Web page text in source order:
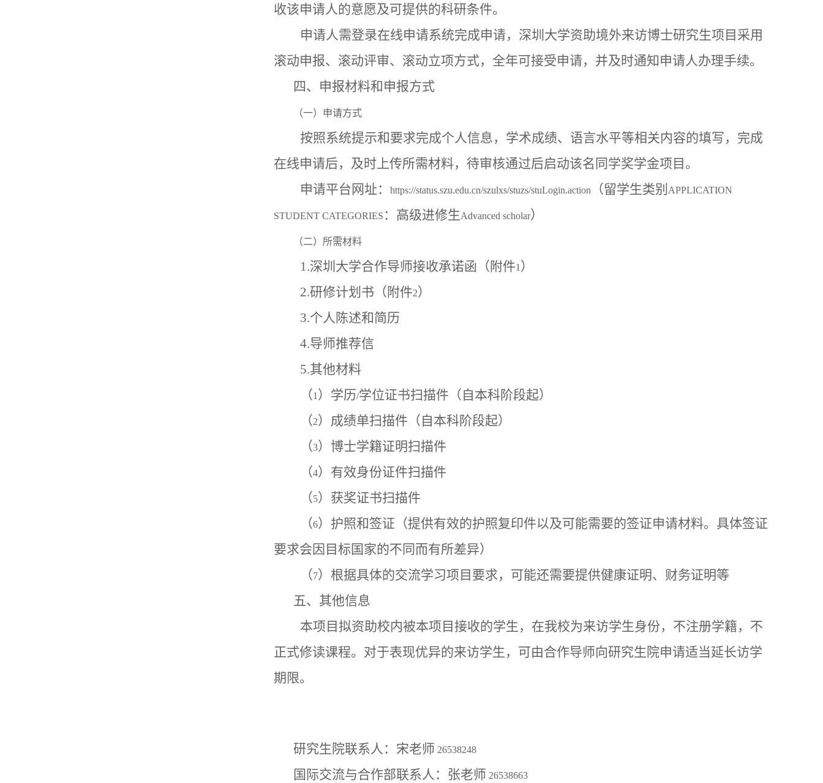
收该申请人的意愿及可提供的科研条件。
申请人需登录在线申请系统完成申请，深圳大学资助境外来访博士研究生项目采用
滚动申报、滚动评审、滚动立项方式，全年可接受申请，并及时通知申请人办理手续。
四、申报材料和申报方式
（一）申请方式
按照系统提示和要求完成个人信息，学术成绩、语言水平等相关内容的填写，完成
在线申请后，及时上传所需材料，待审核通过后启动该名同学奖学金项目。
申请平台网址：
https://status.szu.edu.cn/szulxs/stuzs/stuLogin.action （留学生类别 APPLICATION
STUDENT CATEGORIES ：高级进修生Advanced scholar）
（二）所需材料
1.深圳大学合作导师接收承诺函（附件1 ）
2.研修计划书（附件2）
3.个人陈述和简历
4.导师推荐信
5.其他材料
（1 ）学历/学位证书扫描件（自本科阶段起）
（2）成绩单扫描件（自本科阶段起）
（3）博士学籍证明扫描件
（4）有效身份证件扫描件
（5）获奖证书扫描件
（6）护照和签证（提供有效的护照复印件以及可能需要的签证申请材料。具体签证
要求会因目标国家的不同而有所差异）
（7）根据具体的交流学习项目要求，可能还需要提供健康证明、财务证明等
五、其他信息
本项目拟资助校内被本项目接收的学生，在我校为来访学生身份，不注册学籍，不
正式修读课程。对于表现优异的来访学生，可由合作导师向研究生院申请适当延长访学
期限。
研究生院联系人：宋老师 26538248
国际交流与合作部联系人：张老师 26538663